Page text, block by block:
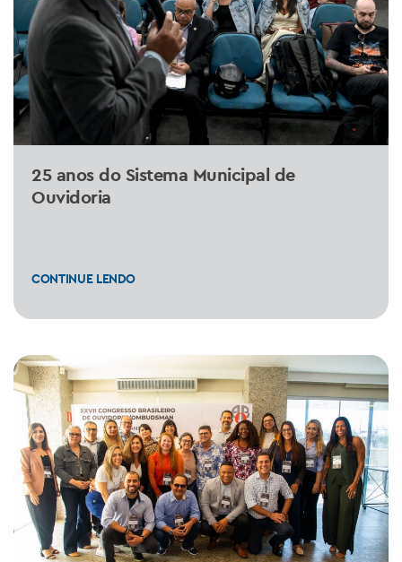
25 anos do Sistema Municipal de
Ouvidoria
CONTINUE LENDO